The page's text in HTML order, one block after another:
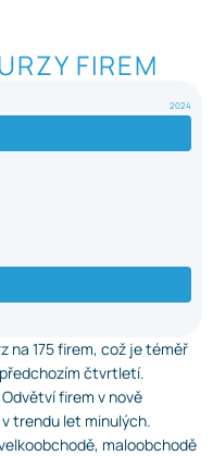
FIREM
2024
na 175 firem, což je téměř
čtvrtletí.
firem v nově
trendu let minulých.
maloobchodě